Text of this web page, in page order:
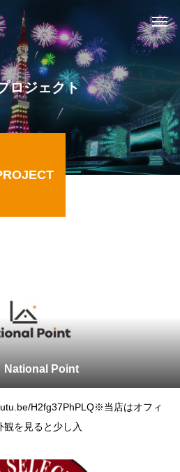
ロジェクト
National Point
H2fg37PhPLQ※当店はオフィ
を見ると少し入